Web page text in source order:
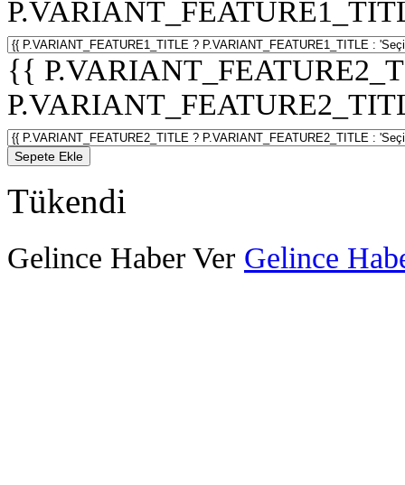
{{
Sepete Ekle
Tükendi
Gelince Haber Ver Gelince